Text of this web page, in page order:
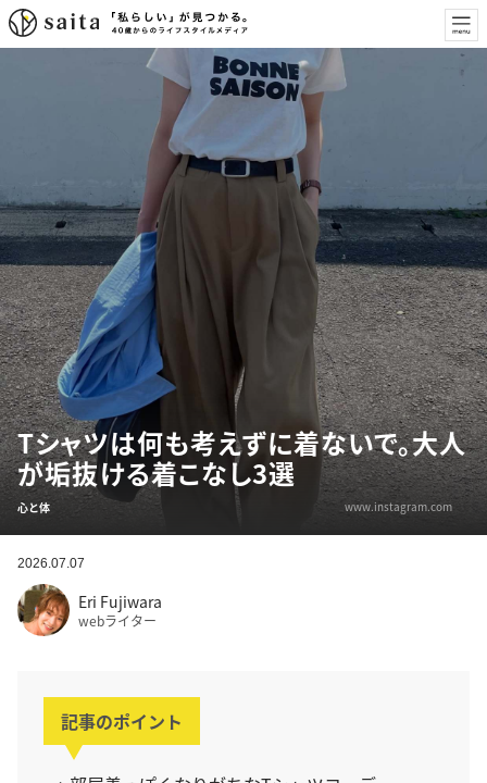
Tシャツは何も考えずに着ないで。大人
が垢抜ける着こなし3選
心と体 www.instagram.com
2026.07.07
Eri Fujiwara
webライター
記事のポイント